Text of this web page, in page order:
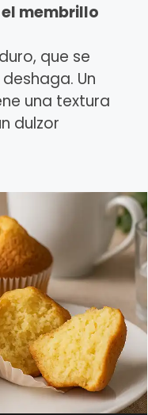
membrillo
que se
Un
una textura
dulzor